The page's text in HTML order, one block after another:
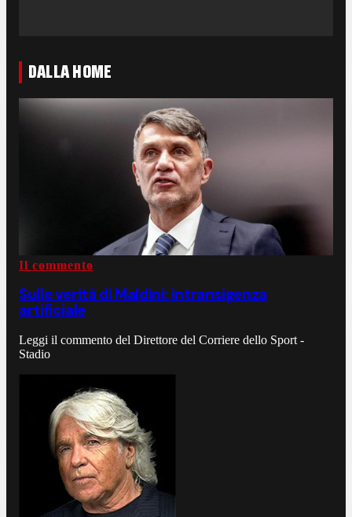
DALLA HOME
Il commento
Sulle verità di Maldini: intransigenza
artificiale
Leggi il commento del Direttore del Corriere dello Sport -
Stadio